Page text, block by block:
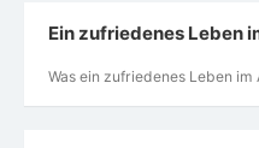
Ein zufriedenes Leben
Was ein zufriedenes Leben im